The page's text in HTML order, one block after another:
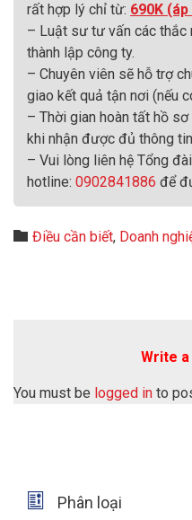
rất hợp lý chỉ từ: 690K
– Luật sư tư vấn các thắc
thành lập công ty.
– Chuyên viên sẽ hỗ trợ
giao kết quả tận nơi (nếu
– Thời gian hoàn tất hồ
khi nhận được đủ thông
– Vui lòng liên hệ Tổng
hotline: 0902841886 để
 Category
Điều cần biết, Doanh
Write
You must be logged in to
 Phân loại